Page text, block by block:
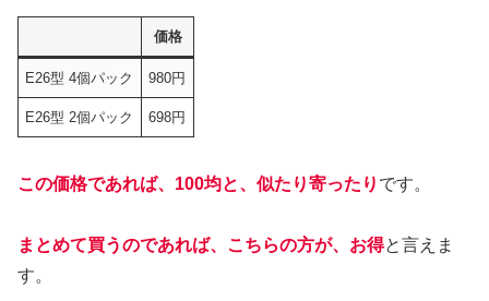
価格
E26型 4個パック 980円
E26型 2個パック 698円
この価格であれば、100均と、似たり寄ったり です。
まとめて買うのであれば、こちらの方が、お得と言えま
す。